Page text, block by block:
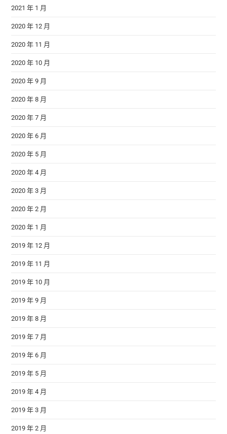
2021 年 1 月
2020 年 12 月
2020 年 11 月
2020 年 10 月
2020 年 9 月
2020 年 8 月
2020 年 7 月
2020 年 6 月
2020 年 5 月
2020 年 4 月
2020 年 3 月
2020 年 2 月
2020 年 1 月
2019 年 12 月
2019 年 11 月
2019 年 10 月
2019 年 9 月
2019 年 8 月
2019 年 7 月
2019 年 6 月
2019 年 5 月
2019 年 4 月
2019 年 3 月
2019 年 2 月